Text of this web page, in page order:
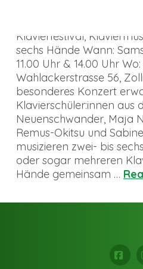
Klavierfestival,
sechs Hände Wann:
11.00 Uhr & 14.00 Uhr
Wahlackerstrasse 56,
besonderes Konzert
Klavierschüler:innen aus
Neuenschwander, Maja
Remus-Okitsu und
musizieren zwei- bis
oder sogar mehreren
Hände gemeinsam …